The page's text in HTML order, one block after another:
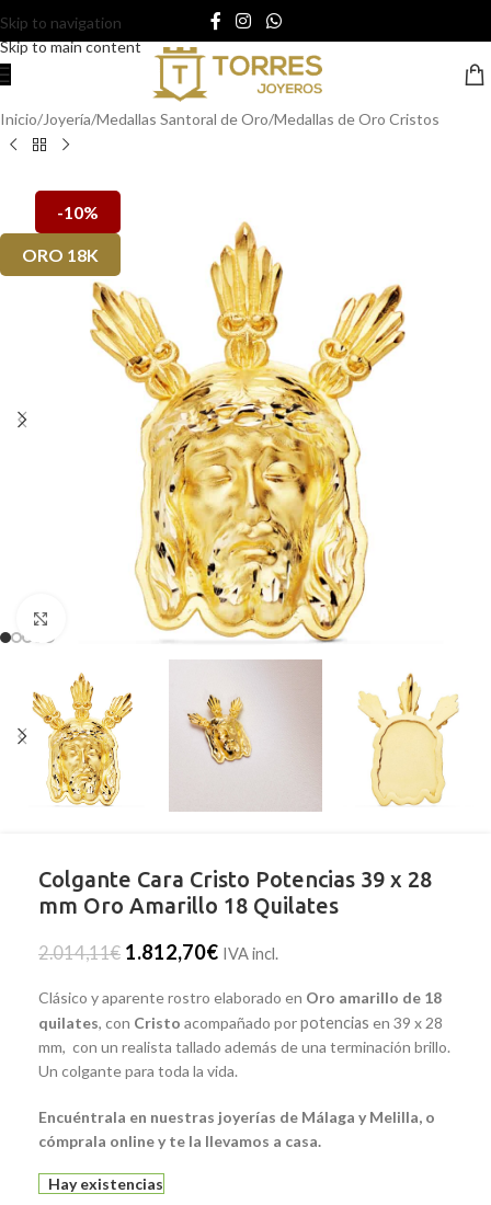
Skip to navigation
Skip to main content
Inicio/Joyería/Medallas Santoral de Oro/Medallas de Oro Cristos
-10%
ORO 18K
Clic para ampliar
Colgante Cara Cristo Potencias 39 x 28
mm Oro Amarillo 18 Quilates
2.014,11€ 1.812,70€ IVA incl.
Clásico y aparente rostro elaborado en Oro amarillo de 18
quilates, con Cristo acompañado porpotencias en 39 x 28
mm, con un realista tallado además de una terminación brillo.
Un colgante para toda la vida.
Encuéntrala en nuestras joyerías de Málaga y Melilla, o
cómprala online y te la llevamos a casa.
Hay existencias